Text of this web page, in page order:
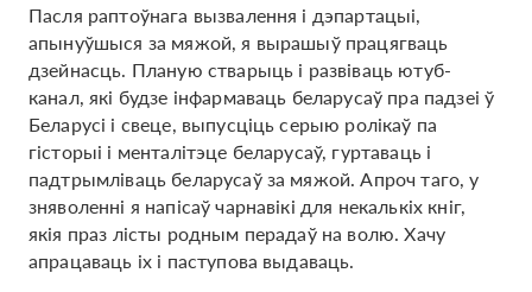
Пасля раптоўнага вызвалення і дэпартацыі,
апынуўшыся за мяжой, я вырашыў працягваць
дзейнасць. Планую стварыць і развіваць ютуб-
канал, які будзе інфармаваць беларусаў пра падзеі ў
Беларусі і свеце, выпусціць серыю ролікаў па
гісторыі і менталітэце беларусаў, гуртаваць і
падтрымліваць беларусаў за мяжой. Апроч таго, у
зняволенні я напісаў чарнавікі для некалькіх кніг,
якія праз лісты родным перадаў на волю. Хачу
апрацаваць іх і паступова выдаваць.